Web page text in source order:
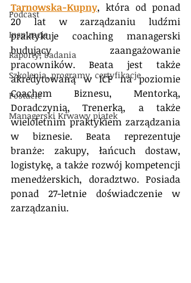
Podcast
Inspiracje
Raporty, badania
Szkolenia, programy, certyfikacje
Postacie
Managerski Krwawy piątek
Tarnowska-Kupny, która od ponad
20 lat w zarządzaniu ludźmi
praktykuje coaching managerski
budujący zaangażowanie
pracowników. Beata jest także
akredytowaną w ICF na poziomie
Coachem Biznesu, Mentorką,
Doradczynią, Trenerką, a także
wieloletnim praktykiem zarządzania
w biznesie. Beata reprezentuje
branże: zakupy, łańcuch dostaw,
logistykę, a także rozwój kompetencji
menedżerskich, doradztwo. Posiada
ponad 27-letnie doświadczenie w
zarządzaniu.